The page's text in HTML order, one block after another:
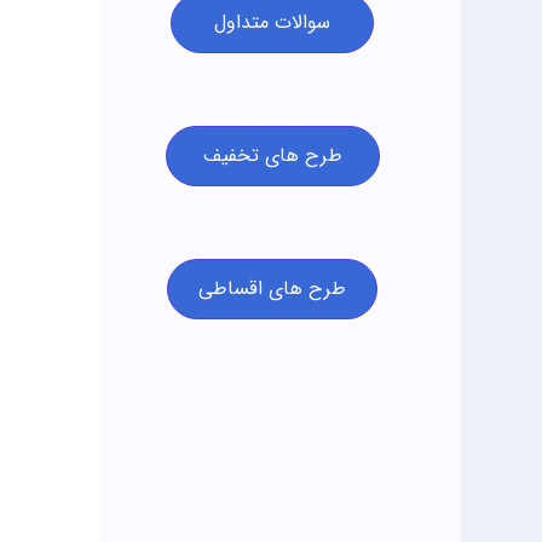
سوالات متداول
طرح های تخفیف
طرح های اقساطی